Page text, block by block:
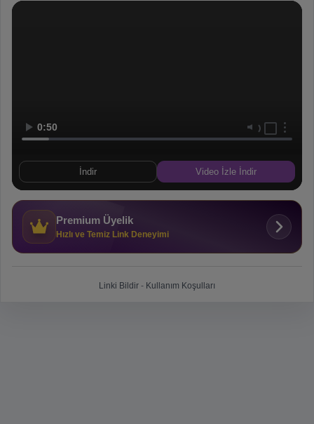
0:50
İndir Video İzle İndir
Premium Üyelik
Hızlı ve Temiz Link Deneyimi
Linki Bildir - Kullanım Koşulları